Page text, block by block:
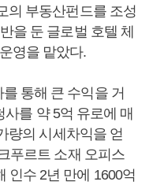
의 부동산펀드를 조성
을 둔 글로벌 호텔 체
영을 맡았다.
통해 큰 수익을 거
사를 약 5억 유로에 매
량의 시세차익을 얻
푸르트 소재 오피스
인수 2년 만에 1600억